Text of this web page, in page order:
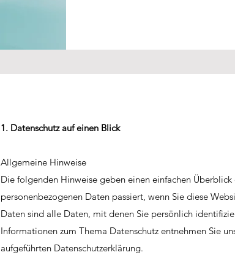
1. Datenschutz auf einen Blick
Allgemeine Hinweise
Die folgenden Hinweise geben einen einfachen
personenbezogenen Daten passiert, wenn Sie diese
Daten sind alle Daten, mit denen Sie persönlich
Informationen zum Thema Datenschutz entnehmen Sie
aufgeführten Datenschutzerklärung.